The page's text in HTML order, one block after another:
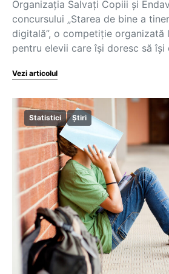
Organizația Salvați Copiii și
concursului „Starea de bine a
digitală”, o competiție organizată
pentru elevii care își doresc să
Vezi articolul
Statistici Știri